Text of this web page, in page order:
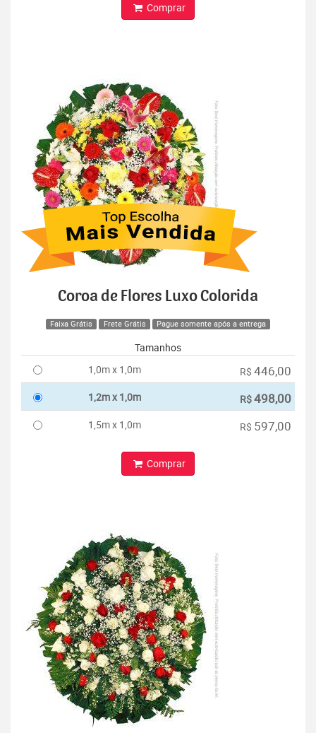
Comprar
Coroa de Flores Luxo Colorida
Faixa Grátis Frete Grátis Pague somente após a entrega
Tamanhos
1,0m x 1,0m
R$ 446,00
1,2m x 1,0m R$498,00
1,5m x 1,0m R$ 597,00
Comprar